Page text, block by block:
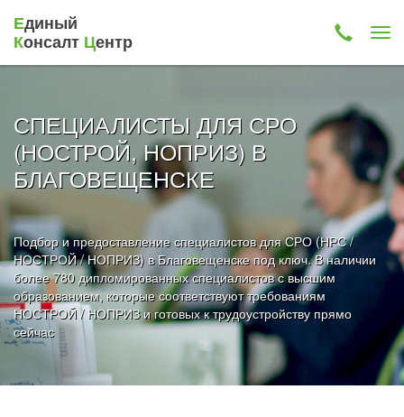
Единый
Консалт Центр
СПЕЦИАЛИСТЫ ДЛЯ СРО
(НОСТРОЙ, НОПРИЗ) В
БЛАГОВЕЩЕНСКЕ
Подбор и предоставление специалистов для СРО (НРС /
НОСТРОЙ / НОПРИЗ) в Благовещенске под ключ. В наличии
более 780 дипломированных специалистов с высшим
образованием, которые соответствуют требованиям
НОСТРОЙ / НОПРИЗ и готовых к трудоустройству прямо
сейчас